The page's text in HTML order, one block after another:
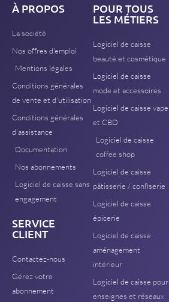
À PROPOS
La société
Nos offres d'emploi
Mentions légales
Conditions générales
de vente et d'utilisation
Conditions générales
d'assistance
Documentation
Nos abonnements
Logiciel de caisse sans
engagement
SERVICE
CLIENT
Contactez-nous
Gérez votre
abonnement
POUR TOUS
LES MÉTIERS
Logiciel de caisse
beauté et cosmétique
Logiciel de caisse
mode et accessoires
Logiciel de caisse vape
et CBD
Logiciel de caisse
coffee shop
Logiciel de caisse
pâtisserie / confiserie
Logiciel de caisse
épicerie
Logiciel de caisse
aménagement
intérieur
Logiciel de caisse pour
enseignes et réseaux